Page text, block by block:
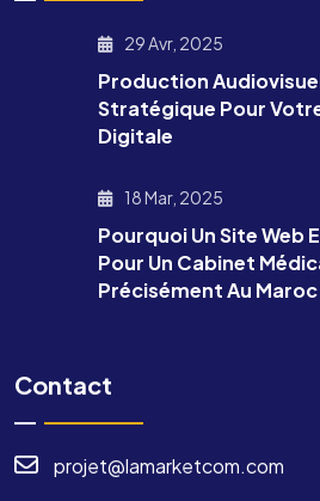
29 Avr, 2025
Production
Stratégique Pour
Digitale
18 Mar, 2025
Pourquoi Un Site Web
Pour Un Cabinet
Précisément Au Maroc
Contact
projet@lamarketcom.com